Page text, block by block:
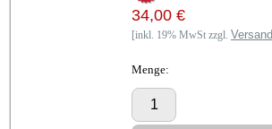
34,00 €
[inkl. 19% MwSt zzgl.
Menge: